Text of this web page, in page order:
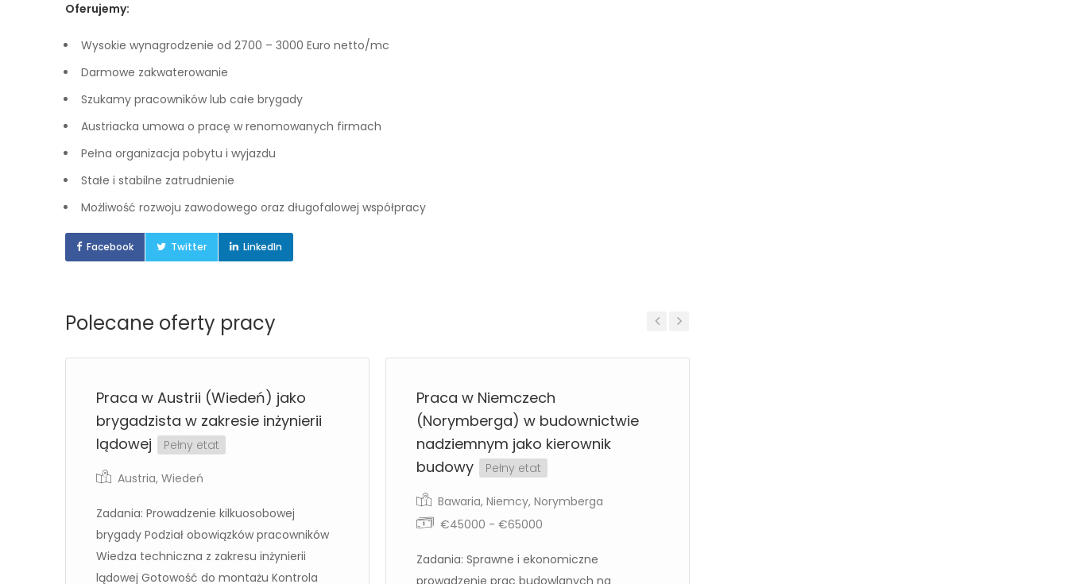
Oferujemy:
Wysokie wynagrodzenie od 2700 – 3000 Euro netto/mc
Darmowe zakwaterowanie
Szukamy pracowników lub całe brygady
Austriacka umowa o pracę w renomowanych firmach
Pełna organizacja pobytu i wyjazdu
Stałe i stabilne zatrudnienie
Możliwość rozwoju zawodowego oraz długofalowej współpracy
Facebook Twitter LinkedIn
Polecane oferty pracy
Praca w Austrii (Wiedeń) jako
brygadzista w zakresie inżynierii
lądowej
Pełny etat
Austria, Wiedeń
Zadania: Prowadzenie kilkuosobowej
brygady Podział obowiązków pracowników
Wiedza techniczna z zakresu inżynierii
lądowej Gotowość do montażu Kontrola
Praca w Niemczech
(Norymberga) w budownictwie
nadziemnym jako kierownik
budowy
Pełny etat
Bawaria, Niemcy, Norymberga
€45000 - €65000
Zadania: Sprawne i ekonomiczne
prowadzenie prac budowlanych na